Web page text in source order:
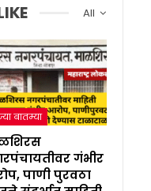
All
बातम्या
गंभीर
पाणी पुरवठा